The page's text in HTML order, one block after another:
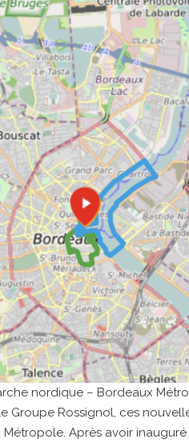
nordique – Bordeaux
Rossignol, ces
Après avoir